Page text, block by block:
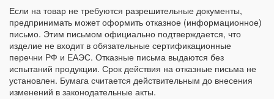
Если на товар не требуются разрешительные документы,
предпринимать может оформить отказное (информационное)
письмо. Этим письмом официально подтверждается, что
изделие не входит в обязательные сертификационные
перечни РФ и ЕАЭС. Отказные письма выдаются без
испытаний продукции. Срок действия на отказные письма не
установлен. Бумага считается действительным до внесения
изменений в законодательные акты.